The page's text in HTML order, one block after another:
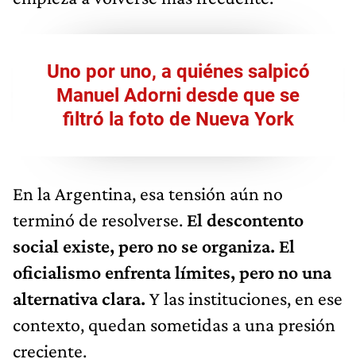
Uno por uno, a quiénes salpicó
Manuel Adorni desde que se
filtró la foto de Nueva York
En la Argentina, esa tensión aún no
terminó de resolverse. El descontento
social existe, pero no se organiza. El
oficialismo enfrenta límites, pero no una
alternativa clara. Y las instituciones, en ese
contexto, quedan sometidas a una presión
creciente.